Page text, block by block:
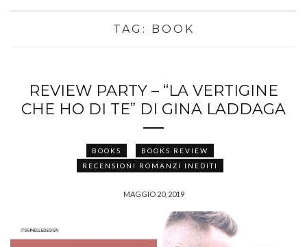
TAG: BOOK
REVIEW PARTY – “LA VERTIGINE
CHE HO DI TE” DI GINA LADDAGA
BOOKS
BOOKS REVIEW
RECENSIONI ROMANZI INEDITI
MAGGIO 20, 2019